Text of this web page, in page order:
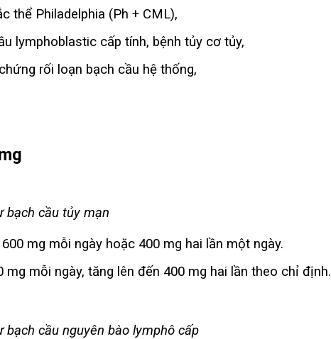
thể Philadelphia (Ph + CML),
lymphoblastic cấp tính, bệnh tủy cơ tủy,
rối loạn bạch cầu hệ thống,
bạch cầu tủy mạn
mg mỗi ngày hoặc 400 mg hai lần một ngày.
mỗi ngày, tăng lên đến 400 mg hai lần theo chỉ định.
bạch cầu nguyên bào lymphô cấp